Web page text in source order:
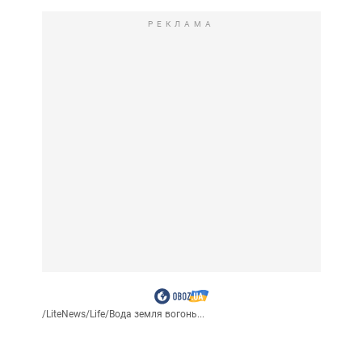
РЕКЛАМА
/LiteNews/Life/Вода земля вогонь...